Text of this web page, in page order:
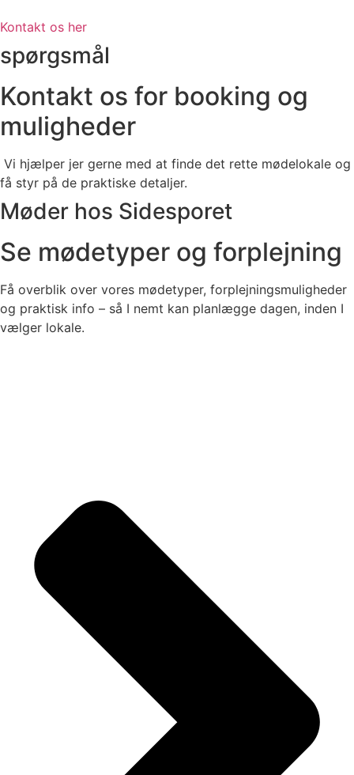
Kontakt os her
spørgsmål
Kontakt os for booking og
muligheder
Vi hjælper jer gerne med at finde det rette mødelokale og
få styr på de praktiske detaljer.
Møder hos Sidesporet
Se mødetyper og forplejning
Få overblik over vores mødetyper, forplejningsmuligheder
og praktisk info – så I nemt kan planlægge dagen, inden I
vælger lokale.